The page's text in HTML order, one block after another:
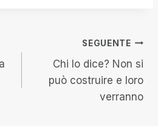
SEGUENTE
Chi lo dice? Non si
può costruire e loro
verranno